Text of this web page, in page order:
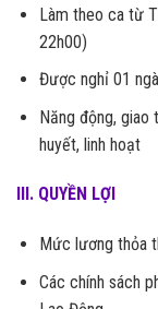
Làm theo ca từ
22h00)
Được nghỉ 01
Năng động,
huyết, linh hoạt
III. QUYỀN LỢI
Mức lương thỏa
Các chính sách